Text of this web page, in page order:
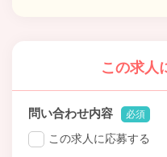
この求人
問い合わせ内容 必須
この求人に応募する